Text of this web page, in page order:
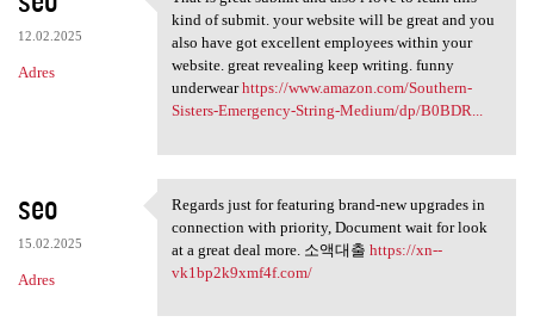
12.02.2025
Adres
That is great submit and also
kind of submit. your website will be great and you
also have got excellent employees within your
website. great revealing keep writing. funny
underwearhttps://www.amazon.com/Southern-
Sisters-Emergency-String-Medium/dp/B0BDR...
seo
15.02.2025
Adres
Regards just for featuring
Regards just for featuring brand-new upgrades in
connection with priority, Document wait for look
at a great deal more. 소액대출 https://xn--
vk1bp2k9xmf4f.com/